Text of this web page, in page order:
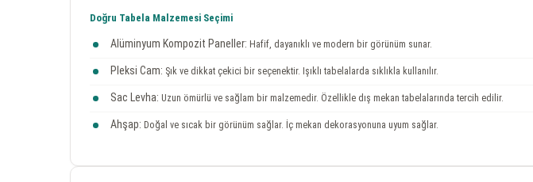
Doğru Tabela Malzemesi Seçimi
Alüminyum Kompozit Paneller: Hafif, dayanıklı ve modern bir görünüm sunar.
Pleksi Cam: Şık ve dikkat çekici bir seçenektir. Işıklı tabelalarda sıklıkla kullanılır.
Sac Levha: Uzun ömürlü ve sağlam bir malzemedir. Özellikle dış mekan tabelalarında tercih edilir.
Ahşap: Doğal ve sıcak bir görünüm sağlar. İç mekan dekorasyonuna uyum sağlar.